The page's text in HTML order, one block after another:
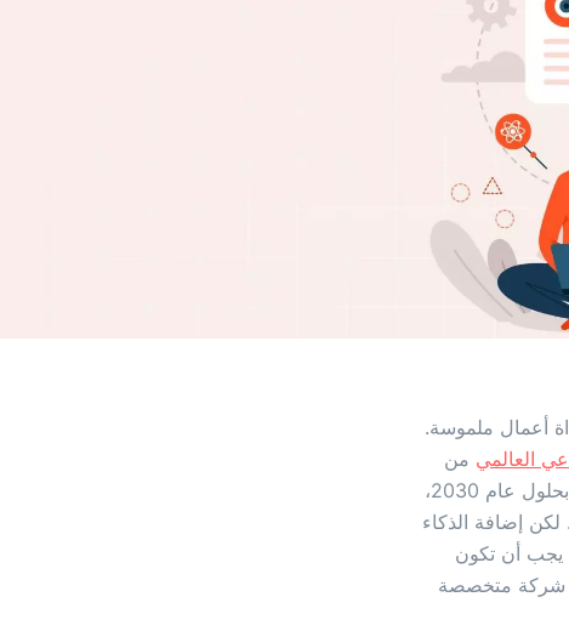
أداة أعمال ملموسة.
العالمي من
المتوقع أن يرتفع حجم الذكاء الاصطناعي إلى ما يقارب $2 تريليون دولار أمريكي بحلول عام 2030،
إضافة الذكاء
يجب أن تكون
شركة متخصصة